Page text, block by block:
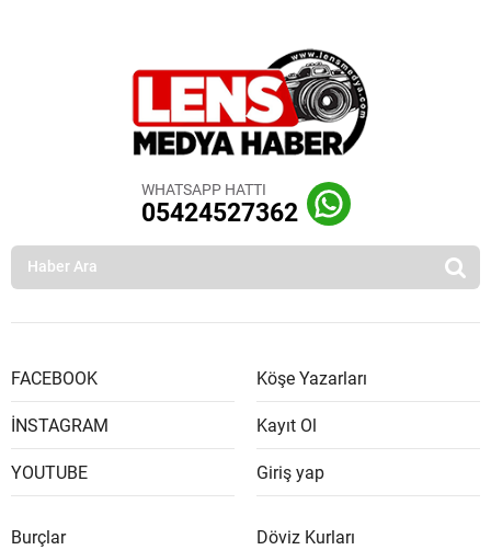
WHATSAPP HATTI
05424527362
FACEBOOK
İNSTAGRAM
YOUTUBE
Köşe Yazarları
Kayıt Ol
Giriş yap
Burçlar Döviz Kurları